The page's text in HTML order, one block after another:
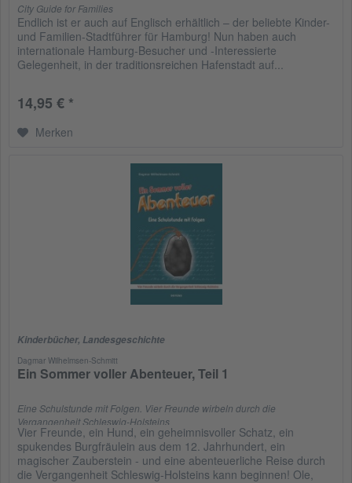
City Guide for Families
Endlich ist er auch auf Englisch erhältlich – der beliebte Kinder-
und Familien-Stadtführer für Hamburg! Nun haben auch
internationale Hamburg-Besucher und -Interessierte
Gelegenheit, in der traditionsreichen Hafenstadt auf...
14,95 € *
Merken
Kinderbücher, Landesgeschichte
Dagmar Wilhelmsen-Schmitt
Ein Sommer voller Abenteuer, Teil 1
Eine Schulstunde mit Folgen. Vier Freunde wirbeln durch die
Vergangenheit Schleswig-Holsteins
Vier Freunde, ein Hund, ein geheimnisvoller Schatz, ein
spukendes Burgfräulein aus dem 12. Jahrhundert, ein
magischer Zauberstein - und eine abenteuerliche Reise durch
die Vergangenheit Schleswig-Holsteins kann beginnen! Ole,